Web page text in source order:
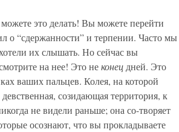
это делать! Вы можете перейти
о “сдержанности” и терпении. Часто мы
их слышать. Но сейчас вы
на нее! Это неконец дней. Это
ваших пальцев. Колея, на которой
созидающая территория, к
не видели раньше; она со-творяет
осознают, что вы прокладываете